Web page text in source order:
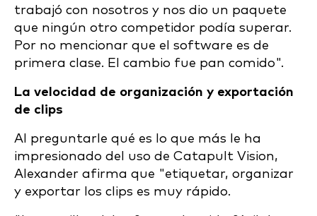
trabajó con nosotros y nos dio un paquete
que ningún otro competidor podía superar.
Por no mencionar que el software es de
primera clase. El cambio fue pan comido".
La velocidad de organización y exportación
de clips
Al preguntarle qué es lo que más le ha
impresionado del uso de Catapult Vision,
Alexander afirma que "etiquetar, organizar
y exportar los clips es muy rápido.